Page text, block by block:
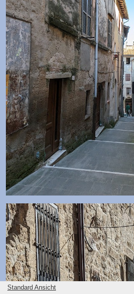
Standard Ansicht